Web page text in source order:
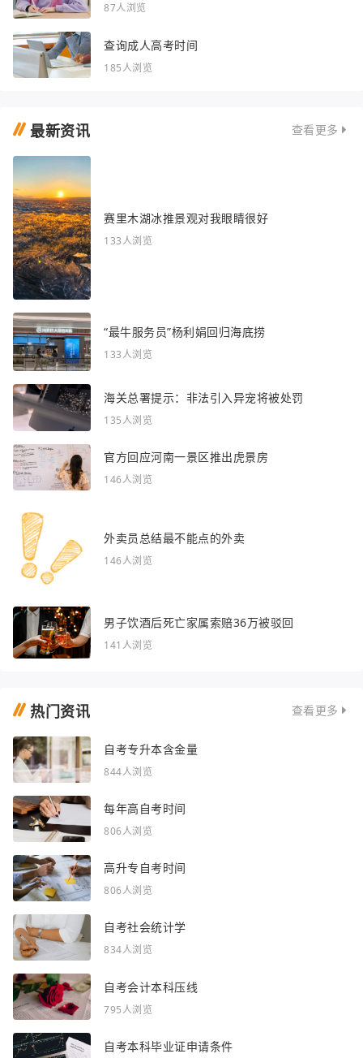
87人浏览
查询成人高考时间
185人浏览
最新资讯 查看更多
赛里木湖冰推景观对我眼睛很好
133人浏览
“最牛服务员”杨利娟回归海底捞
133人浏览
海关总署提示：非法引入异宠将被处罚
135人浏览
官方回应河南一景区推出虎景房
146人浏览
外卖员总结最不能点的外卖
146人浏览
男子饮酒后死亡家属索赔36万被驳回
141人浏览
热门资讯 查看更多
自考专升本含金量
844人浏览
每年高自考时间
806人浏览
高升专自考时间
806人浏览
自考社会统计学
834人浏览
自考会计本科压线
795人浏览
自考本科毕业证申请条件